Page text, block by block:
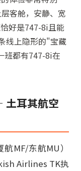
客舱，安静、宽
好是747-8i且能
线上隐形的"宝藏
班都有747-8i在
耳其航空
MF/东航MU）
Airlines TK执